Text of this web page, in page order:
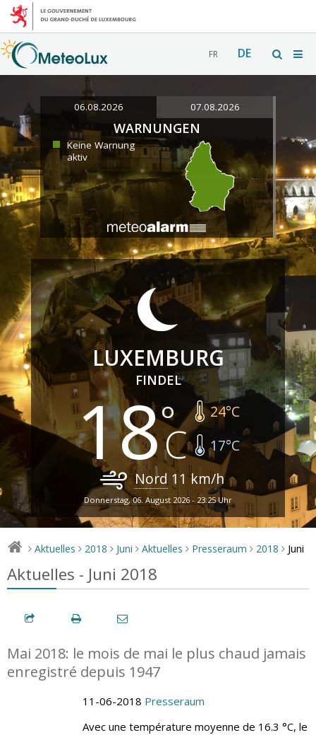
FR DE
06.08.2026 07.08.2026
WARNUNGEN
Keine Warnung
aktiv
LUXEMBURG
FINDEL
18 24°C
17°C
Nord 11km/h
Donnerstag, 06. August 2026 - 23:25 Uhr
> Aktuelles > 2018 > Juni > Aktuelles > Presseraum > 2018 > Juni
Aktuelles - Juni 2018
Mai 2018: le mois de mai le plus chaud jamais
enregistré depuis 1947
11-06-2018 Presseraum
Avec une température moyenne de 16.3 °C, le